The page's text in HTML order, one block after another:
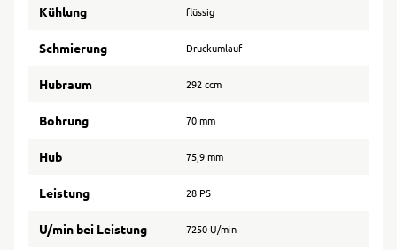
Kühlung flüssig
Schmierung Druckumlauf
Hubraum 292 ccm
Bohrung 70 mm
Hub 75,9 mm
Leistung 28 PS
U/min bei Leistung 7250 U/min